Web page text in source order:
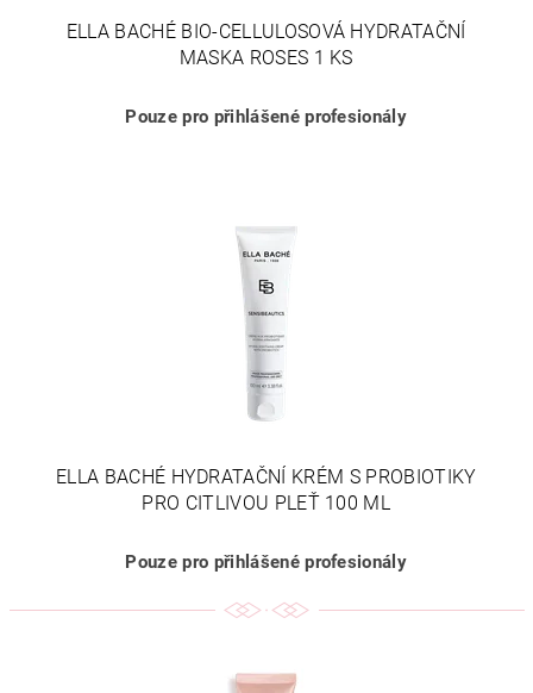
ELLA BACHÉ BIO-CELLULOSOVÁ HYDRATAČNÍ
MASKA ROSES 1 KS
Pouze pro přihlášené profesionály
ELLA BACHÉ HYDRATAČNÍ KRÉM S PROBIOTIKY
PRO CITLIVOU PLEŤ 100 ML
Pouze pro přihlášené profesionály